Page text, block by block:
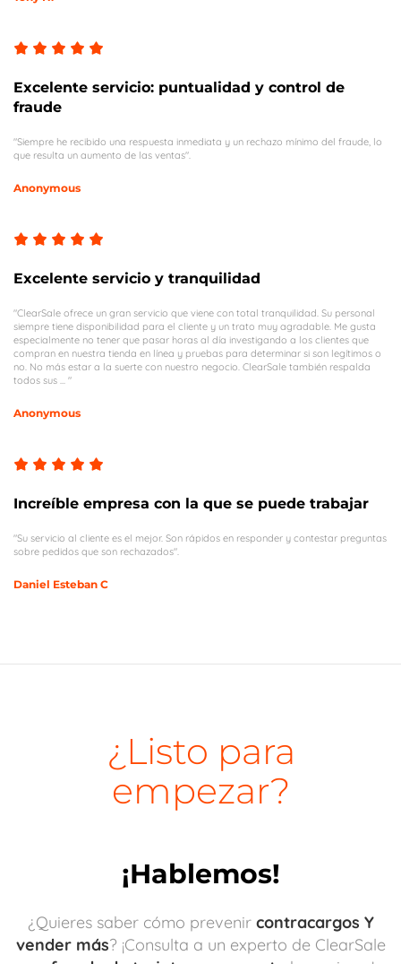
Excelente servicio: puntualidad y control de
fraude
"Siempre he recibido una respuesta inmediata y un rechazo mínimo del fraude, lo
que resulta un aumento de las ventas".
Anonymous
Excelente servicio y tranquilidad
"ClearSale ofrece un gran servicio que viene con total tranquilidad. Su personal
siempre tiene disponibilidad para el cliente y un trato muy agradable. Me gusta
especialmente no tener que pasar horas al día investigando a los clientes que
compran en nuestra tienda en línea y pruebas para determinar si son legítimos o
no. No más estar a la suerte con nuestro negocio. ClearSale también respalda
todos sus ... "
Anonymous
Increíble empresa con la que se puede trabajar
"Su servicio al cliente es el mejor. Son rápidos en responder y contestar preguntas
sobre pedidos que son rechazados".
Daniel Esteban C
¿Listo para
empezar?
¡Hablemos!
¿Quieres saber cómo prevenir contracargos Y
vender más? ¡Consulta a un experto de ClearSale